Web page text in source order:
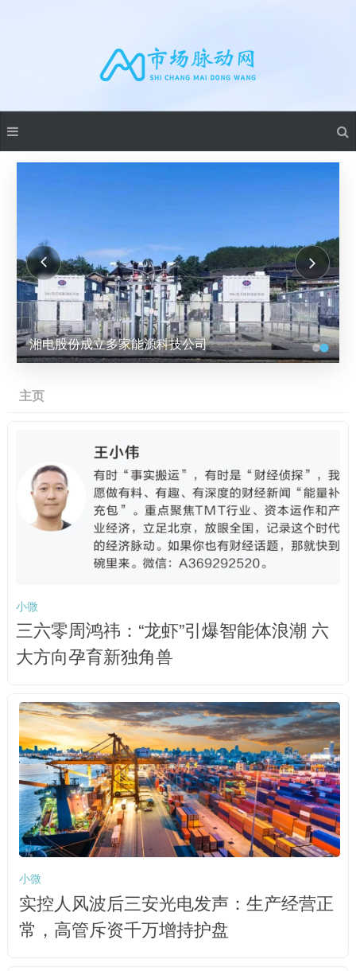
湘电股份成立多家能源科技公司
主页
小微
三六零周鸿祎：“龙虾”引爆智能体浪潮 六
大方向孕育新独角兽
小微
实控人风波后三安光电发声：生产经营正
常，高管斥资千万增持护盘